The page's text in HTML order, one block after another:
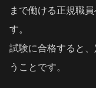
まで働ける正規職
す。
試験に合格すると
うことです。